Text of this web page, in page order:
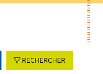
RECHERCHER